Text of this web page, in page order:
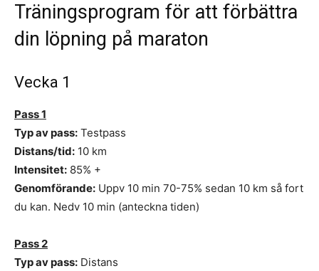
Träningsprogram för att förbättra
din löpning på maraton
Vecka 1
Pass 1
Typ av pass: Testpass
Distans/tid: 10 km
Intensitet: 85% +
Genomförande: Uppv 10 min 70-75% sedan 10 km så fort
du kan. Nedv 10 min (anteckna tiden)
Pass 2
Typ av pass: Distans